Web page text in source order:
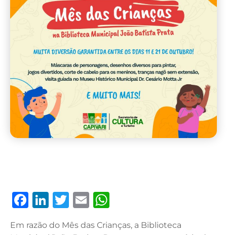
F
Li T
E
Em razão do Mês das Crianças, a Biblioteca